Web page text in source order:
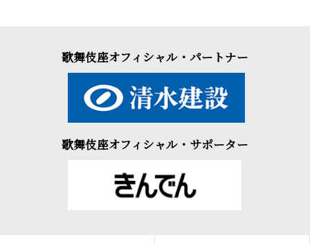
歌舞伎座オフィシャル・パートナー
歌舞伎座オフィシャル・サポーター